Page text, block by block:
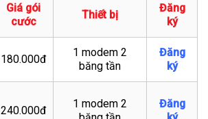
Giá gói
cước
Thiết bị
Đăng
ký
180.000đ
1 modem 2
băng tần
Đăng
ký
240.000đ
1 modem 2
Đăng